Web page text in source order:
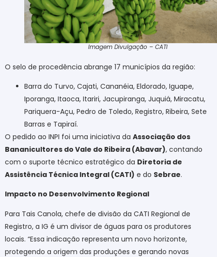
Imagem Divulgação – CATI
O selo de procedência abrange 17 municípios da região:
Barra do Turvo, Cajati, Cananéia, Eldorado, Iguape,
Iporanga, Itaoca, Itariri, Jacupiranga, Juquiá, Miracatu,
Pariquera-Açu, Pedro de Toledo, Registro, Ribeira, Sete
Barras e Tapiraí.
O pedido ao INPI foi uma iniciativa da Associação dos
Bananicultores do Vale do Ribeira (Abavar), contando
com o suporte técnico estratégico da Diretoria de
Assistência Técnica Integral (CATI) e do Sebrae.
Impacto no Desenvolvimento Regional
Para Tais Canola, chefe de divisão da CATI Regional de
Registro, a IG é um divisor de águas para os produtores
locais. “Essa indicação representa um novo horizonte,
protegendo a origem das produções e gerando novas